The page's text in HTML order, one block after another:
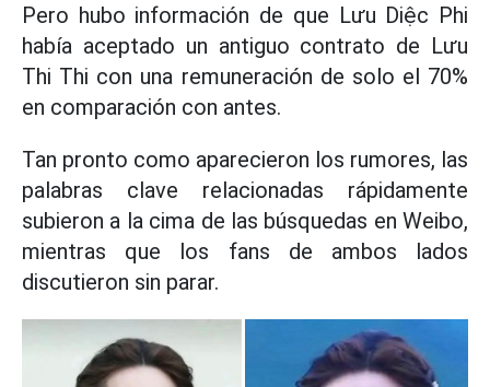
Pero hubo información de que Lưu Diệc Phi
había aceptado un antiguo contrato de Lưu
Thi Thi con una remuneración de solo el 70%
en comparación con antes.
Tan pronto como aparecieron los rumores, las
palabras clave relacionadas rápidamente
subieron a la cima de las búsquedas en Weibo,
mientras que los fans de ambos lados
discutieron sin parar.